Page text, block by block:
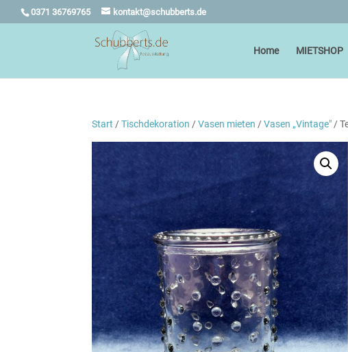
0371 36769765 kontakt@schubberts.de
Home MIETSHOP
Start /Tischdekoration /Vasen mieten /Vasen „Vintage" /